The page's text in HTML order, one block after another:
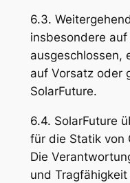
6.3.
insbesondere
ausgeschlossen,
auf Vorsatz oder
SolarFuture.
6.4. SolarFuture
für die Statik von
Die
und